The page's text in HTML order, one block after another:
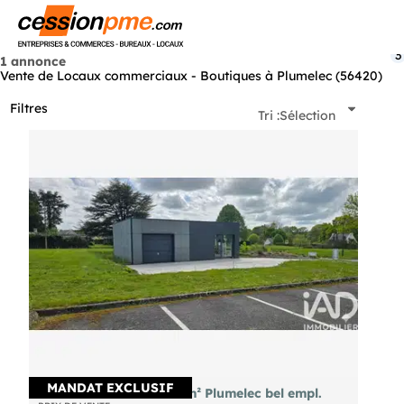
1 annonce
Vente de Locaux commerciaux - Boutiques à Plumelec (56420)
Filtres
3
Tri :Sélection
MANDAT EXCLUSIF
AV local commercial 61m² Plumelec bel empl.